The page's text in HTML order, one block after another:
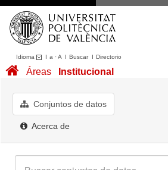
Idioma I a ·A I BuscarI Directorio
Conjuntos de datos
Acerca de
Áreas Institucional
Conjuntos de datos
Acerca de